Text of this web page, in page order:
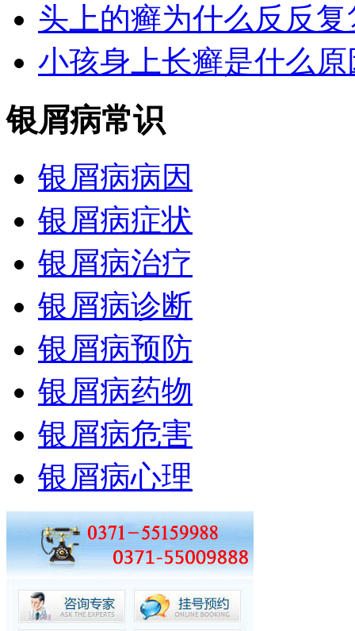
头上的癣为什么反反复
小孩身上长癣是什么
银屑病常识
银屑病病因
银屑病症状
银屑病治疗
银屑病诊断
银屑病预防
银屑病药物
银屑病危害
银屑病心理